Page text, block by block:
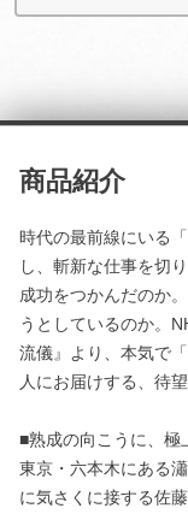
商品紹介
時代の最前線にいる
し、斬新な仕事を切
成功をつかんだのか
うとしているのか。
流儀』より、本気で
人にお届けする、待
■熟成の向こうに、
東京・六本木にある
に気さくに接する佐